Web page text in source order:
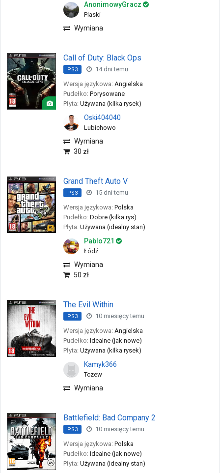
AnonimowyGracz
Piaski
Wymiana
Call of Duty: Black Ops
PS3
14 dni temu
Wersja językowa: Angielska
Pudełko: Porysowane
Płyta: Używana (kilka rysek)
Oski404040
Lubichowo
Wymiana
30 zł
Grand Theft Auto V
PS3
15 dni temu
Wersja językowa: Polska
Pudełko: Dobre (kilka rys)
Płyta: Używana (idealny stan)
Pablo721
Łódź
Wymiana
50 zł
The Evil Within
PS3
10 miesięcy temu
Wersja językowa: Angielska
Pudełko: Idealne (jak nowe)
Płyta: Używana (kilka rysek)
Kamyk366
Tczew
Wymiana
Battlefield: Bad Company 2
PS3
10 miesięcy temu
Wersja językowa: Polska
Pudełko: Idealne (jak nowe)
Płyta: Używana (idealny stan)